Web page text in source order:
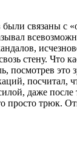
связаны с
стену. Что
посмотрев это
посчитал,
даже после
просто трюк.